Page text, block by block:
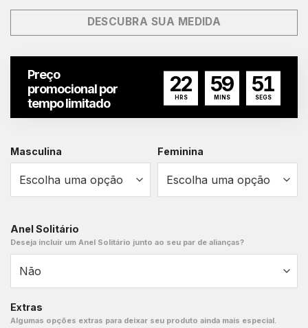
DESCUBRA SUA MEDIDA
Preço
promocional por
tempo limitado
22
HRS
59
MINS
51
SEGS
Masculina Feminina
Anel Solitário
Deseja incluir um Anel Solitário junto ao seu par de alianças?
Extras
Algumas opções extras para deixar seu produto ainda mais especial.